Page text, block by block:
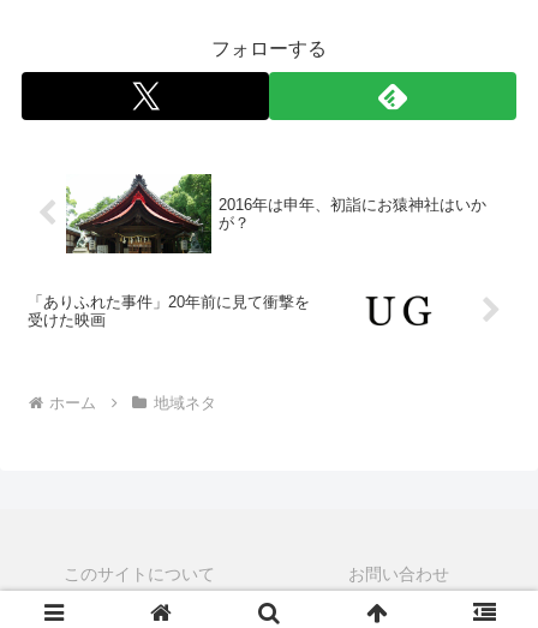
フォローする
2016年は申年、初詣にお猿神社はいか
が？
「ありふれた事件」20年前に見て衝撃を
受けた映画
ホーム 地域ネタ
このサイトについて お問い合わせ
© 2015-2026 うらがみちょう.